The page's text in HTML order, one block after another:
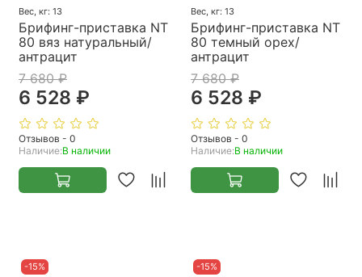
Вес, кг: 13
Брифинг-приставка NT
80 вяз натуральный/
антрацит
7 680 ₽
6 528 ₽
Отзывов - 0
Наличие:В наличии
Вес, кг: 13
Брифинг-приставка NT
80 темный орех/
антрацит
7 680 ₽
6 528 ₽
Отзывов - 0
Наличие:В наличии
-15% -15%